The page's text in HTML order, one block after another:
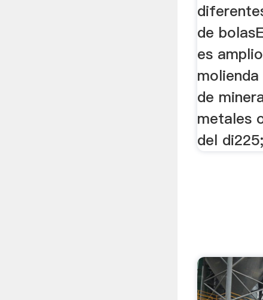
de
es
de
metales
del di225;